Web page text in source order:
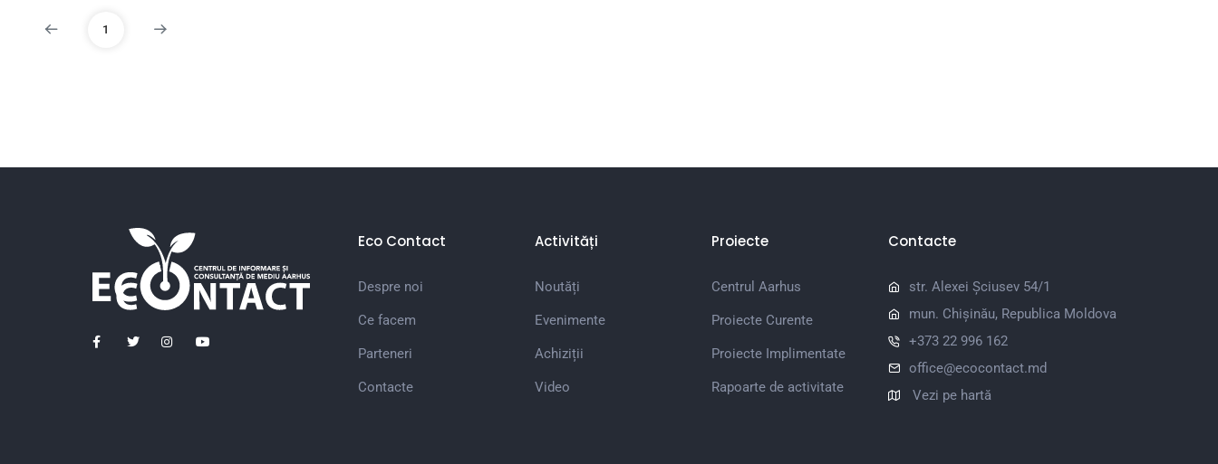
1
Eco Contact
Despre noi
Ce facem
Parteneri
Contacte
Activități
Noutăți
Evenimente
Achiziții
Video
Proiecte
Centrul Aarhus
Proiecte Curente
Proiecte Implimentate
Rapoarte de activitate
Contacte
str. Alexei Șciusev 54/1
mun. Chișinău, Republica Moldova
+373 22 996 162
office@ecocontact.md
Vezi pe hartă